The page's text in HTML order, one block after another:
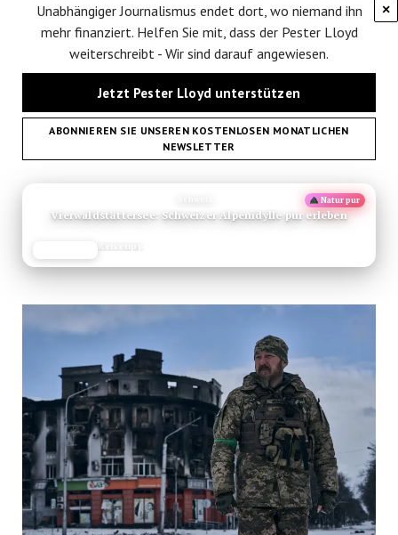
×
Unabhängiger Journalismus endet dort, wo niemand ihn
mehr finanziert. Helfen Sie mit, dass der Pester Lloyd
weiterschreibt - Wir sind darauf angewiesen.
Jetzt Pester Lloyd unterstützen
ABONNIEREN SIE UNSEREN KOSTENLOSEN MONATLICHEN
NEWSLETTER
Natur pur
Vierwaldstättersee: Schweizer Alpenidylle pur erleben
Reisetipp